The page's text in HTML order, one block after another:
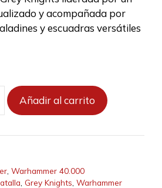
es:
161,50 €.
y acompañada por
y escuadras versátiles
Fuerza
batalla:
Sacro
cantidad
Añadir al carrito
Warhammer 40.000
Grey Knights Warhammer